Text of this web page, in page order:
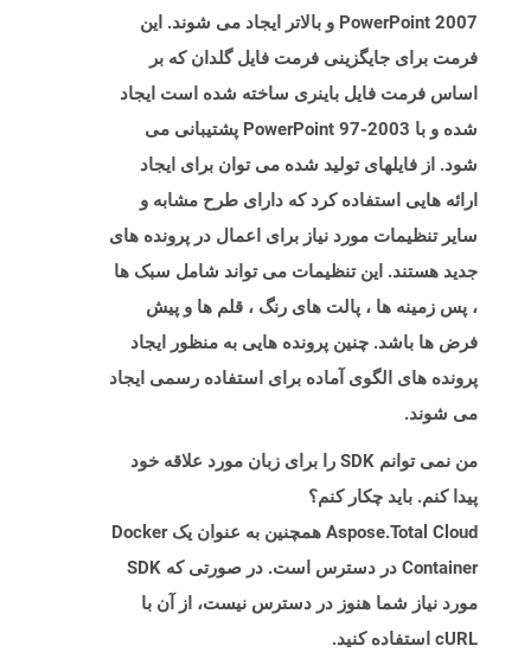
PowerPoint 2007 و بالاتر ایجاد می شوند. این
فرمت برای جایگزینی فرمت فایل گلدان که بر
اساس فرمت فایل باینری ساخته شده است ایجاد
شده و با PowerPoint 97-2003 پشتیبانی می
شود. از فایلهای تولید شده می توان برای ایجاد
ارائه هایی استفاده کرد که دارای طرح مشابه و
سایر تنظیمات مورد نیاز برای اعمال در پرونده های
جدید هستند. این تنظیمات می تواند شامل سبک ها
، پس زمینه ها ، پالت های رنگ ، قلم ها و پیش
فرض ها باشد. چنین پرونده هایی به منظور ایجاد
پرونده های الگوی آماده برای استفاده رسمی ایجاد
می شوند.
من نمی توانم SDK را برای زبان مورد علاقه خود
پیدا کنم. باید چکار کنم؟
Aspose.Total Cloud همچنین به عنوان یک Docker
Container در دسترس است. در صورتی که SDK
مورد نیاز شما هنوز در دسترس نیست، از آن با
cURL استفاده کنید.